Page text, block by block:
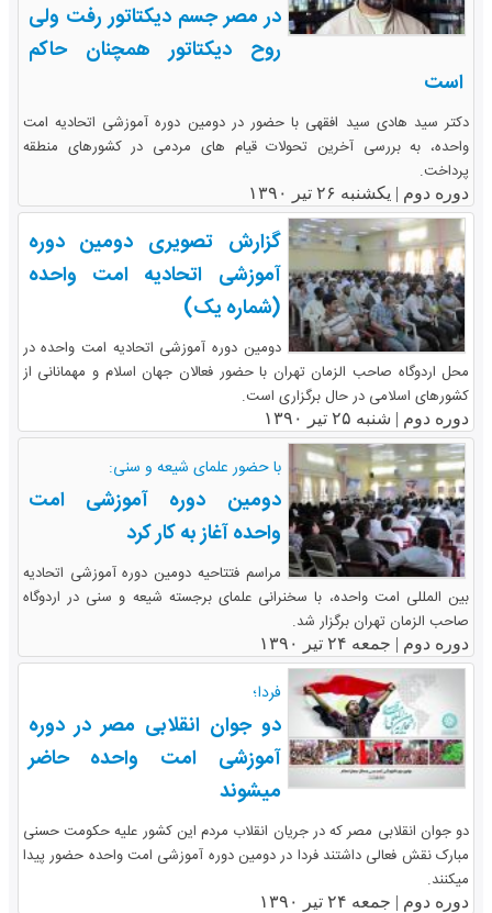
در مصر جسم دیکتاتور رفت ولی
روح دیکتاتور همچنان حاکم
است
دکتر سید هادی سید افقهی با حضور در دومین دوره آموزشی اتحادیه امت
واحده، به بررسی آخرین تحولات قیام های مردمی در کشورهای منطقه
پرداخت.
دوره دوم | یکشنبه ۲۶ تیر ۱۳۹۰
گزارش تصویری دومین دوره
آموزشی اتحادیه امت واحده
(شماره یک)
دومین دوره آموزشی اتحادیه امت واحده در
محل اردوگاه صاحب الزمان تهران با حضور فعالان جهان اسلام و مهمانانی از
کشورهای اسلامی در حال برگزاری است.
دوره دوم | شنبه ۲۵ تیر ۱۳۹۰
با حضور علمای شیعه و سنی:
دومین دوره آموزشی امت
واحده آغاز به کار کرد
مراسم فتتاحیه دومین دوره آموزشی اتحادیه
بین المللی امت واحده، با سخنرانی علمای برجسته شیعه و سنی در اردوگاه
صاحب الزمان تهران برگزار شد.
دوره دوم | جمعه ۲۴ تیر ۱۳۹۰
فردا؛
دو جوان انقلابی مصر در دوره
آموزشی امت واحده حاضر
میشوند
دو جوان انقلابی مصر که در جریان انقلاب مردم این کشور علیه حکومت حسنی
مبارک نقش فعالی داشتند فردا در دومین دوره آموزشی امت واحده حضور پیدا
میکنند.
دوره دوم | جمعه ۲۴ تیر ۱۳۹۰